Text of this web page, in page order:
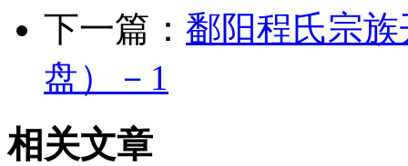
下一篇： 鄱阳程氏宗
盘）－1
相关文章